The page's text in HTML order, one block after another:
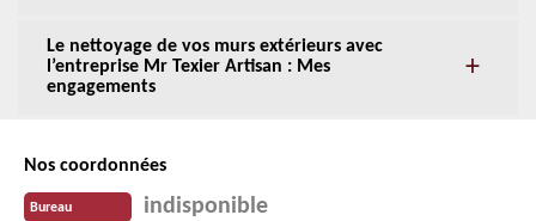
Le nettoyage de vos murs extérieurs avec
l’entreprise Mr Texier Artisan : Mes
engagements
Nos coordonnées
Bureau indisponible